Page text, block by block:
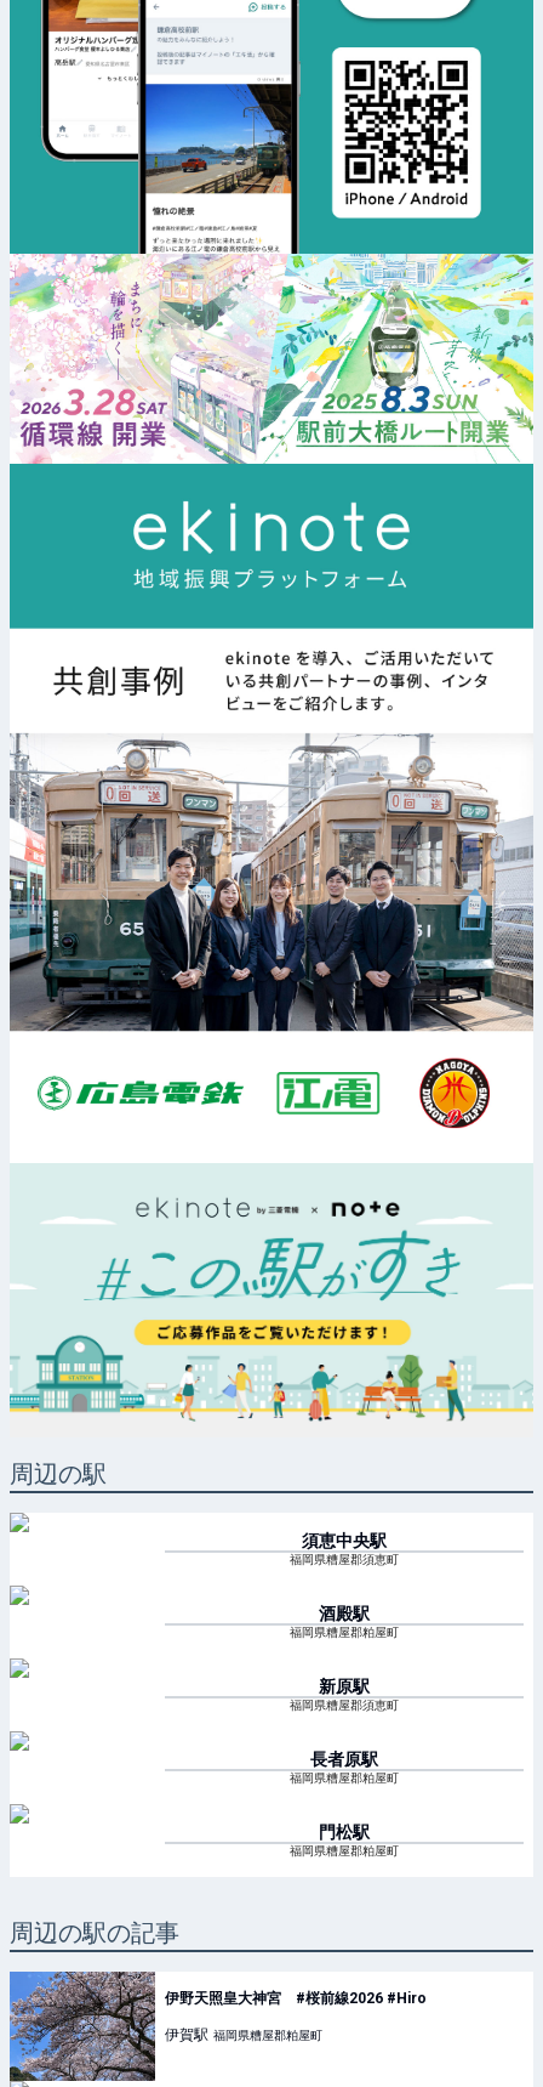
周辺の駅
須恵中央駅
福岡県糟屋郡須恵町
酒殿駅
福岡県糟屋郡粕屋町
新原駅
福岡県糟屋郡須恵町
長者原駅
福岡県糟屋郡粕屋町
門松駅
福岡県糟屋郡粕屋町
周辺の駅の記事
伊野天照皇大神宮 #桜前線2026 #Hiro
伊賀駅 福岡県糟屋郡粕屋町